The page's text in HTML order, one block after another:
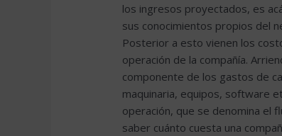
los ingresos proyectados, es
sus conocimientos propios del
Posterior a esto vienen los
operación de la compañía.
componente de los gastos de
maquinaria, equipos, software
operación, que se denomina el
saber cuánto cuesta una